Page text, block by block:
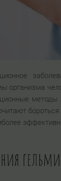
организма
методы